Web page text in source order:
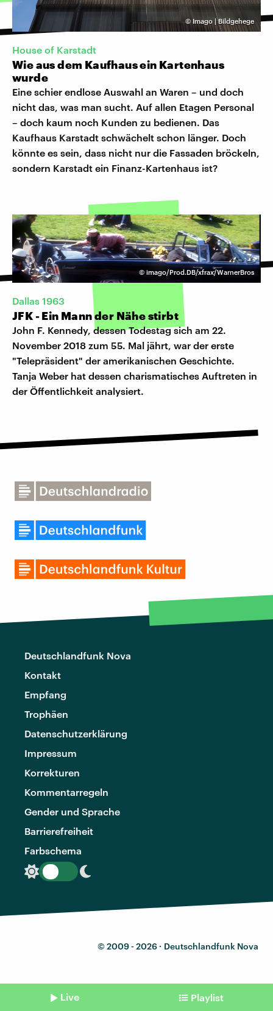
© Imago | Bildgehege
House of Karstadt
Wie aus dem Kaufhaus ein Kartenhaus
wurde
Eine schier endlose Auswahl an Waren – und doch
nicht das, was man sucht. Auf allen Etagen Personal
– doch kaum noch Kunden zu bedienen. Das
Kaufhaus Karstadt schwächelt schon länger. Doch
könnte es sein, dass nicht nur die Fassaden bröckeln,
sondern Karstadt ein Finanz-Kartenhaus ist?
© imago/Prod.DB/xfrax/WarnerBros
Dallas 1963
JFK - Ein Mann der Nähe stirbt
John F. Kennedy, dessen Todestag sich am 22.
November 2018 zum 55. Mal jährt, war der erste
"Telepräsident" der amerikanischen Geschichte.
Tanja Weber hat dessen charismatisches Auftreten in
der Öffentlichkeit analysiert.
Deutschlandfunk Nova
Kontakt
Empfang
Trophäen
Datenschutzerklärung
Impressum
Korrekturen
Kommentarregeln
Gender und Sprache
Barrierefreiheit
Farbschema
© 2009 - 2026 · Deutschlandfunk Nova
Live Playlist